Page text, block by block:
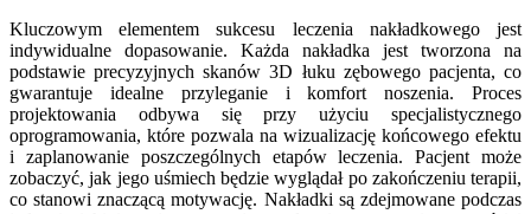
Kluczowym elementem sukcesu leczenia nakładkowego jest
indywidualne dopasowanie. Każda nakładka jest tworzona na
podstawie precyzyjnych skanów 3D łuku zębowego pacjenta, co
gwarantuje idealne przyleganie i komfort noszenia. Proces
projektowania odbywa się przy użyciu specjalistycznego
oprogramowania, które pozwala na wizualizację końcowego efektu
i zaplanowanie poszczególnych etapów leczenia. Pacjent może
zobaczyć, jak jego uśmiech będzie wyglądał po zakończeniu terapii,
co stanowi znaczącą motywację. Nakładki są zdejmowane podczas